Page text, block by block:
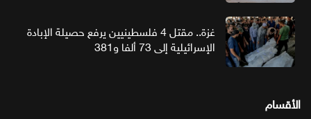
غزة.. مقتل 4 فلسطينيين يرفع حصيلة الإبادة
الإسرائيلية إلى 73 ألفا و381
الأقسام